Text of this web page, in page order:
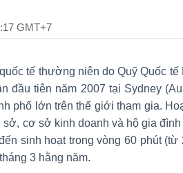
GMT+7
tế thường niên do Quỹ Quốc
đầu tiên năm 2007 tại Sydney
phố lớn trên thế giới tham gia.
sở, cơ sở kinh doanh và hộ gia
sinh hoạt trong vòng 60 phút
3 hằng năm.